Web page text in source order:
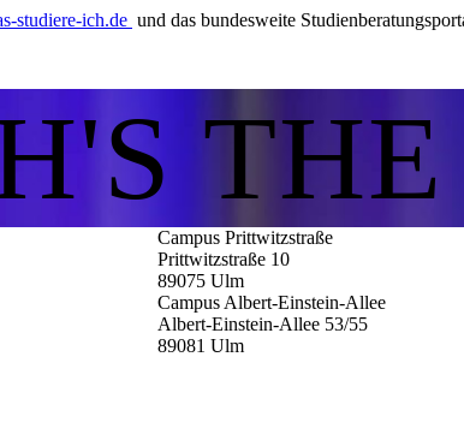
studiere-ich.de und das bundesweite
Campus Prittwitzstraße
Prittwitzstraße 10
89075 Ulm
Campus Albert-Einstein-Allee
Albert-Einstein-Allee 53/​55
89081 Ulm